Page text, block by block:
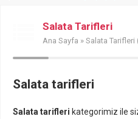
Salata Tarifleri
Ana Sayfa » Salata Tarifleri
Salata tarifleri
Salata tarifleri kategorimiz ile